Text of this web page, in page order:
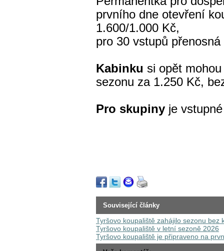
prvního dne otevření
1.600/1.000 Kč,
pro 30 vstupů
Kabinku si opět
sezonu za 1.250 Kč,
Pro skupiny je
Související články
Tyršovo koupaliště zahájilo sezonu
Tyršovo koupaliště v letní sezoně 2026
Tyršovo koupaliště je připraveno na